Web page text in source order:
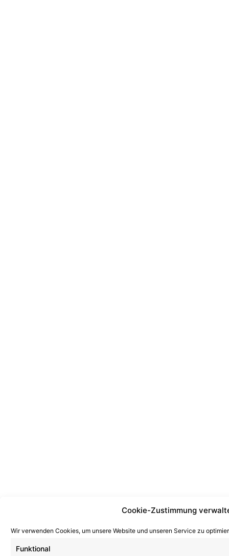
Cookie-Zustimmung
Wir verwenden Cookies, um unsere Website und unseren Service zu
Funktional